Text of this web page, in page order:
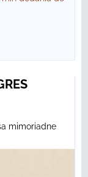
mimoriadne